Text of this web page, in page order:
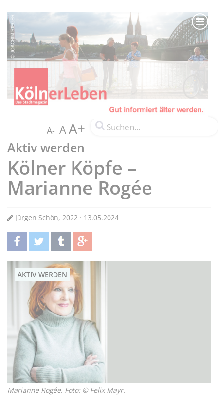
A- AA+
Aktiv werden
Kölner Köpfe –
Marianne Rogée
Jürgen Schön, 2022 · 13.05.2024
teilentwittern teilen teilen
AKTIV WERDEN
Marianne Rogée. Foto: © Felix Mayr.